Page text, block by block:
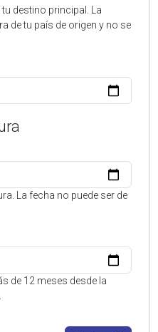
destino principal. La
de tu país de origen y no se
La fecha no puede ser de
de 12 meses desde la